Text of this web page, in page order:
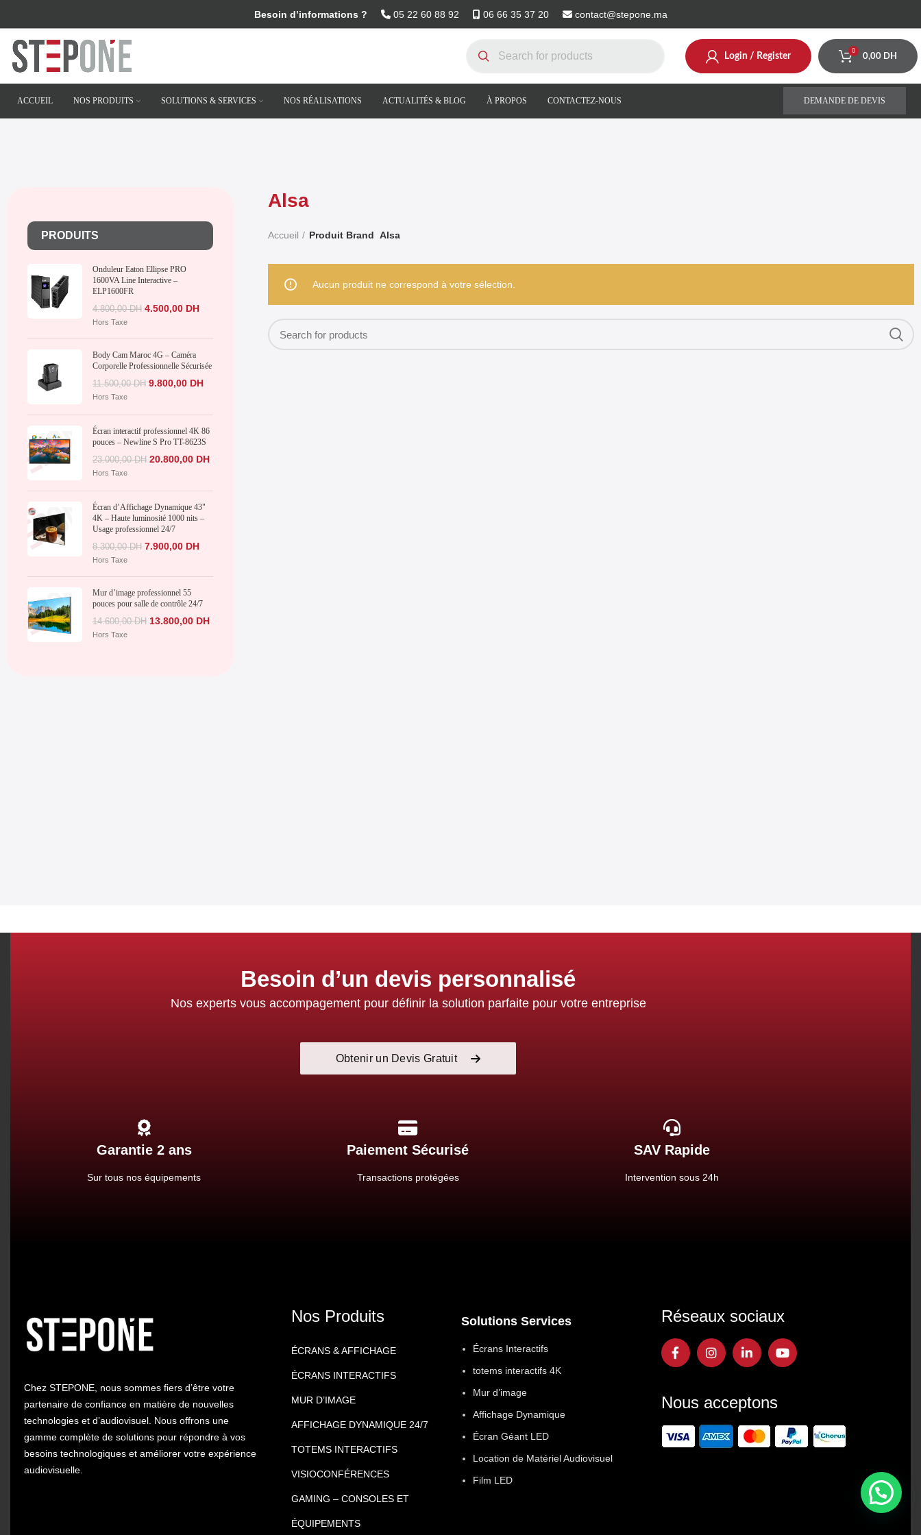
Besoin d’informations ? 05 22 60 88 92 06 66 35 37 20 contact@stepone.ma
Login / Register
0
0,00 DH
ACCUEIL NOS PRODUITS SOLUTIONS & SERVICES NOS RÉALISATIONS ACTUALITÉS & BLOG À PROPOS CONTACTEZ-NOUS DEMANDE DE DEVIS
PRODUITS
Onduleur Eaton Ellipse PRO
1600VA Line Interactive –
ELP1600FR
4.800,00DH 4.500,00 DH
Hors Taxe
Body Cam Maroc 4G – Caméra
Corporelle Professionnelle Sécurisée
11.500,00DH 9.800,00 DH
Hors Taxe
Écran interactif professionnel 4K 86
pouces – Newline S Pro TT-8623S
23.000,00DH 20.800,00 DH
Hors Taxe
Écran d’Affichage Dynamique 43"
4K – Haute luminosité 1000 nits –
Usage professionnel 24/7
8.300,00DH 7.900,00 DH
Hors Taxe
Mur d’image professionnel 55
pouces pour salle de contrôle 24/7
14.600,00DH 13.800,00 DH
Hors Taxe
Alsa
Accueil Produit Brand Alsa
Aucun produit ne correspond à votre sélection.
Besoin d’un devis personnalisé
Nos experts vous accompagement pour définir la solution parfaite pour votre entreprise
Obtenir un Devis Gratuit
Garantie 2 ans
Sur tous nos équipements
Paiement Sécurisé
Transactions protégées
SAV Rapide
Intervention sous 24h
Chez STEPONE, nous sommes fiers d’être votre
partenaire de confiance en matière de nouvelles
technologies et d’audiovisuel. Nous offrons une
gamme complète de solutions pour répondre à vos
besoins technologiques et améliorer votre expérience
audiovisuelle.
Nos Produits
ÉCRANS & AFFICHAGE
ÉCRANS INTERACTIFS
MUR D’IMAGE
AFFICHAGE DYNAMIQUE 24/7
TOTEMS INTERACTIFS
VISIOCONFÉRENCES
GAMING – CONSOLES ET
ÉQUIPEMENTS
Solutions Services
Écrans Interactifs
totems interactifs 4K
Mur d’image
Affichage Dynamique
Écran Géant LED
Location de Matériel Audiovisuel
Film LED
Réseaux sociaux
Nous acceptons